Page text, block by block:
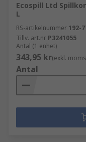
Ecospill Ltd
L
RS-artikelnummer 192-
Tillv. art.nr P3241055
Antal (1 enhet)
343,95 kr(exkl.
Antal